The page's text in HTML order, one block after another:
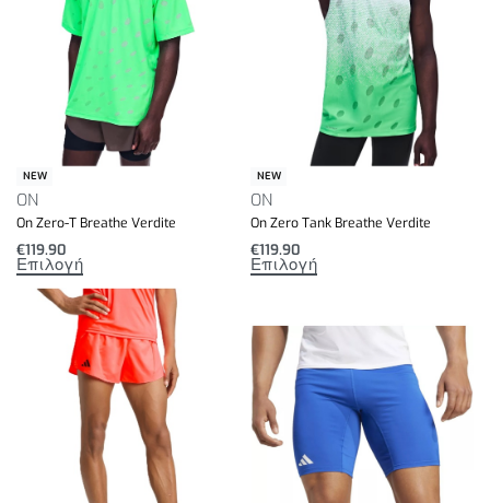
NEW
ON
On Zero-T Breathe Verdite
€119.90
Επιλογή
NEW
ON
On Zero Tank Breathe Verdite
€119.90
Επιλογή